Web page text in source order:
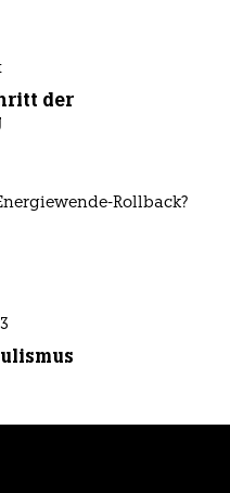
der
Rollback?